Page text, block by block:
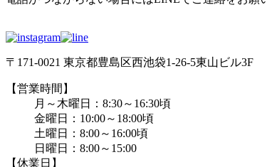
〒171-0021 東京都豊島区西池袋1-26-5東山ビル3F
【営業時間】
月～木曜日：8:30～16:30頃
金曜日：10:00～18:00頃
土曜日：8:00～16:00頃
日曜日：8:00～15:00
【休業日】